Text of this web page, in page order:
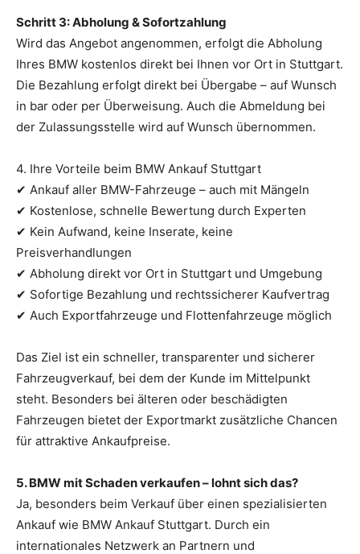
Schritt 3: Abholung & Sofortzahlung
Wird das Angebot angenommen, erfolgt die Abholung
Ihres BMW kostenlos direkt bei Ihnen vor Ort in Stuttgart.
Die Bezahlung erfolgt direkt bei Übergabe – auf Wunsch
in bar oder per Überweisung. Auch die Abmeldung bei
der Zulassungsstelle wird auf Wunsch übernommen.
4. Ihre Vorteile beim BMW Ankauf Stuttgart
✔ Ankauf aller BMW-Fahrzeuge – auch mit Mängeln
✔ Kostenlose, schnelle Bewertung durch Experten
✔ Kein Aufwand, keine Inserate, keine
Preisverhandlungen
✔ Abholung direkt vor Ort in Stuttgart und Umgebung
✔ Sofortige Bezahlung und rechtssicherer Kaufvertrag
✔ Auch Exportfahrzeuge und Flottenfahrzeuge möglich
Das Ziel ist ein schneller, transparenter und sicherer
Fahrzeugverkauf, bei dem der Kunde im Mittelpunkt
steht. Besonders bei älteren oder beschädigten
Fahrzeugen bietet der Exportmarkt zusätzliche Chancen
für attraktive Ankaufpreise.
5. BMW mit Schaden verkaufen – lohnt sich das?
Ja, besonders beim Verkauf über einen spezialisierten
Ankauf wie BMW Ankauf Stuttgart. Durch ein
internationales Netzwerk an Partnern und